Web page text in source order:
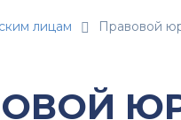
лицам Правовой